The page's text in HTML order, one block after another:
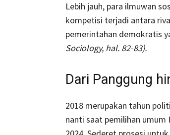
Lebih jauh, para ilmuwan
kompetisi terjadi antara
pemerintahan demokratis
Sociology, hal. 82-83).
Dari Panggung
2018 merupakan tahun
nanti saat pemilihan umum